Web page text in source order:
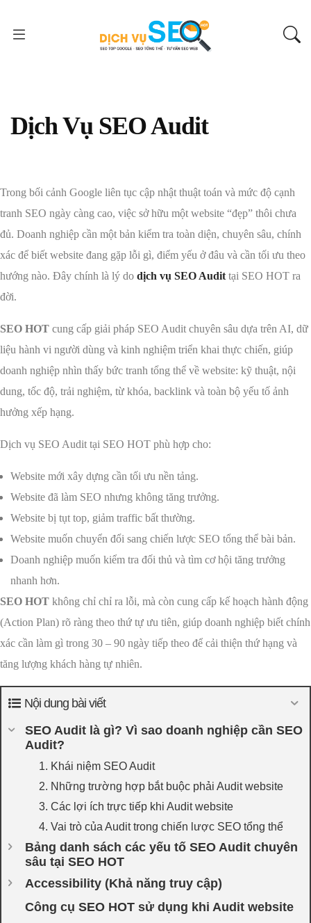
Dịch Vụ SEO Audit
Trong bối cảnh Google liên tục cập nhật thuật toán và mức độ cạnh
tranh SEO ngày càng cao, việc sở hữu một website “đẹp” thôi chưa
đủ. Doanh nghiệp cần một bản kiểm tra toàn diện, chuyên sâu, chính
xác để biết website đang gặp lỗi gì, điểm yếu ở đâu và cần tối ưu theo
hướng nào. Đây chính là lý do dịch vụ SEO Audit tại SEO HOT ra
đời.
SEO HOT cung cấp giải pháp SEO Audit chuyên sâu dựa trên AI, dữ
liệu hành vi người dùng và kinh nghiệm triển khai thực chiến, giúp
doanh nghiệp nhìn thấy bức tranh tổng thể về website: kỹ thuật, nội
dung, tốc độ, trải nghiệm, từ khóa, backlink và toàn bộ yếu tố ảnh
hưởng xếp hạng.
Dịch vụ SEO Audit tại SEO HOT phù hợp cho:
Website mới xây dựng cần tối ưu nền tảng.
Website đã làm SEO nhưng không tăng trưởng.
Website bị tụt top, giảm traffic bất thường.
Website muốn chuyển đổi sang chiến lược SEO tổng thể bài bản.
Doanh nghiệp muốn kiểm tra đối thủ và tìm cơ hội tăng trưởng
nhanh hơn.
SEO HOT không chỉ chỉ ra lỗi, mà còn cung cấp kế hoạch hành động
(Action Plan) rõ ràng theo thứ tự ưu tiên, giúp doanh nghiệp biết chính
xác cần làm gì trong 30 – 90 ngày tiếp theo để cải thiện thứ hạng và
tăng lượng khách hàng tự nhiên.
Nội dung bài viết
SEO Audit là gì? Vì sao doanh nghiệp cần SEO
Audit?
1. Khái niệm SEO Audit
2. Những trường hợp bắt buộc phải Audit website
3. Các lợi ích trực tiếp khi Audit website
4. Vai trò của Audit trong chiến lược SEO tổng thể
Bảng danh sách các yếu tố SEO Audit chuyên
sâu tại SEO HOT
Accessibility (Khả năng truy cập)
Công cụ SEO HOT sử dụng khi Audit website